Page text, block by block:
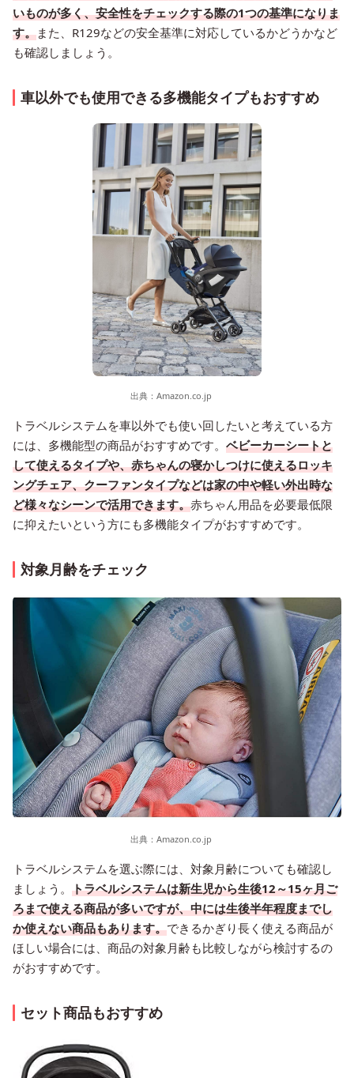
いものが多く、安全性をチェックする際の1つの基準になりま
す。また、R129などの安全基準に対応しているかどうかなど
も確認しましょう。
車以外でも使用できる多機能タイプもおすすめ
出典： Amazon.co.jp
トラベルシステムを車以外でも使い回したいと考えている方
には、多機能型の商品がおすすめです。 ベビーカーシートと
して使えるタイプや、赤ちゃんの寝かしつけに使えるロッキ
ングチェア、クーファンタイプなどは家の中や軽い外出時な
ど様々なシーンで活用できます。赤ちゃん用品を必要最低限
に抑えたいという方にも多機能タイプがおすすめです。
対象月齢をチェック
出典： Amazon.co.jp
トラベルシステムを選ぶ際には、対象月齢についても確認し
ましょう。 トラベルシステムは新生児から生後12～15ヶ月ご
ろまで使える商品が多いですが、中には生後半年程度までし
か使えない商品もあります。できるかぎり長く使える商品が
ほしい場合には、商品の対象月齢も比較しながら検討するの
がおすすめです。
セット商品もおすすめ